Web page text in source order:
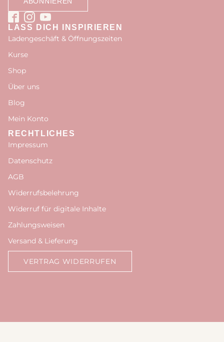
LASS DICH INSPIRIEREN
Ladengeschäft & Öffnungszeiten
Kurse
Shop
Über uns
Blog
Mein Konto
RECHTLICHES
Impressum
Datenschutz
AGB
Widerrufsbelehrung
Widerruf für digitale Inhalte
Zahlungsweisen
Versand & Lieferung
VERTRAG WIDERRUFEN